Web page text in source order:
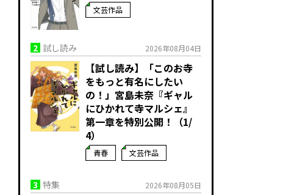
文芸作品
2 試し読み 2026年08月04日
【試し読み】「このお寺
をもっと有名にしたい
の！」宮島未奈『ギャル
にひかれて寺マルシェ』
第一章を特別公開！（1/
4）
青春 文芸作品
3 特集 2026年08月05日